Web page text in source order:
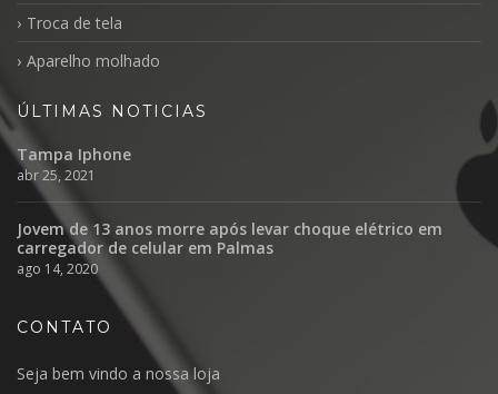
Troca de tela
Aparelho molhado
ÚLTIMAS NOTICIAS
Tampa Iphone
abr 25, 2021
Jovem de 13 anos morre após levar choque elétrico em
carregador de celular em Palmas
ago 14, 2020
CONTATO
Seja bem vindo a nossa loja